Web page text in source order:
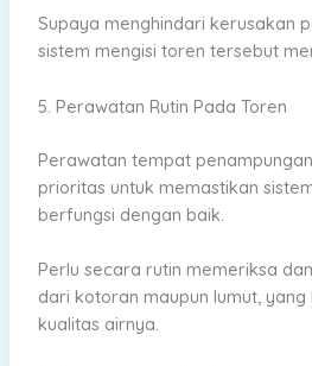
Supaya menghindari kerusakan
sistem mengisi toren tersebut
5. Perawatan Rutin Pada Toren
Perawatan tempat
prioritas untuk memastikan
berfungsi dengan baik.
Perlu secara rutin memeriksa
dari kotoran maupun lumut,
kualitas airnya.